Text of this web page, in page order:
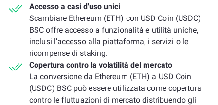
Accesso a casi d'uso unici
Scambiare Ethereum (ETH) con USD Coin (USDC)
BSC offre accesso a funzionalità e utilità uniche,
inclusi l’accesso alla piattaforma, i servizi o le
ricompense di staking.
Copertura contro la volatilità del mercato
La conversione da Ethereum (ETH) a USD Coin
(USDC) BSC può essere utilizzata come copertura
contro le fluttuazioni di mercato distribuendo gli